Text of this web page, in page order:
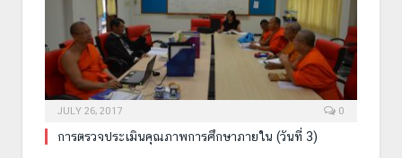
JULY 26, 2017 0
การตรวจประเมินคุณภาพการศึกษาภายใน (วันที่ 3)